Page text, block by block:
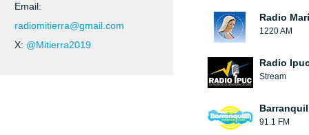
Email:
radiomitierra@gmail.com
X: @Mitierra2019
Radio
1220 AM
Radio
Stream
91.1 FM